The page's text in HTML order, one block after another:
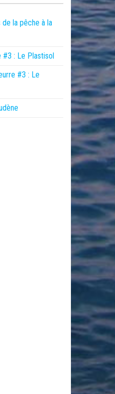
la pêche à la
#3 : Le Plastisol
#3 : Le